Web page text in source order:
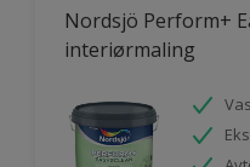
Nordsjö Perform+
interiørmaling